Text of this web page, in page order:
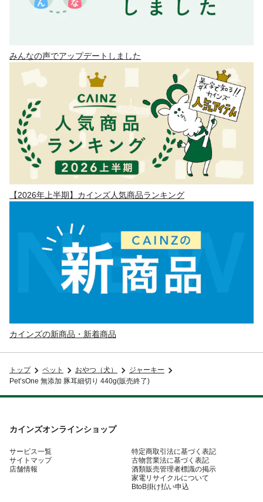
みんなの声でアップデートしました
【2026年上半期】カインズ人気商品ランキング
カインズの新商品・新着商品
トップ ペット おやつ（犬）
ジャーキー
Pet’sOne 無添加 豚耳細切り 440g(販売終了)
カインズオンラインショップ
サービス一覧
サイトマップ
店舗情報
特定商取引法に基づく表記
古物営業法に基づく表記
酒類販売管理者標識の掲示
家電リサイクルについて
BtoB掛け払い申込